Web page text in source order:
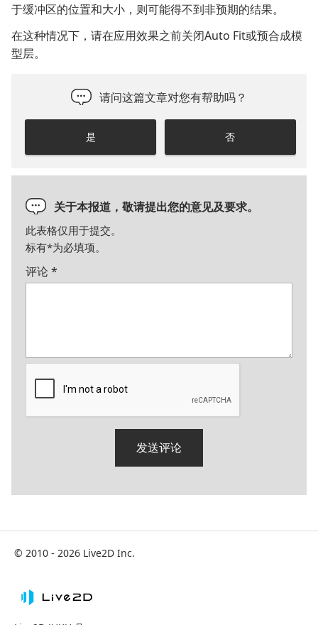
于缓冲区的位置和大小，则可能得不到非预期的结果。
在这种情况下，请在应用效果之前关闭Auto Fit或预合成模
型层。
请问这篇文章对您有帮助吗？
是 否
关于本报道，敬请提出您的意见及要求。
此表格仅用于提交。
标有*为必填项。
评论*
© 2010 - 2026 Live2D Inc.